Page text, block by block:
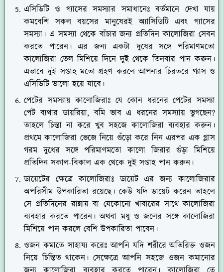
এসিডিটি ও গ্যাসের সমস্যার সমাধানেঃ বর্তমানে দেখা যায়
কমবেশি সকল বয়সের মানুষেরই অ্যাসিডিটি এবং গ্যাসের
সমস্যা। এ সমস্যা থেকে বাঁচার জন্য প্রতিদিন কালোজিরা সেবন
করতে পারেন। এর জন্য একটা দুধের সঙ্গে পরিমাণমতো
কালোজিরা তেল মিশিয়ে দিনে দুই থেকে তিনবার পান করুন।
এভাবে দুই সপ্তাহ মতো গ্রহণ করলে আপনার চিরতরে গ্যাস ও
এসিডিটি ভালো হয়ে যাবে।
পেটের সমস্যায় কালোজিরাঃ যে কোন ধরনের পেটের সমস্যা
পেট ব্যথার ডায়রিয়া, বমি ভাব এ ধরনের সমস্যায় ভুগছেন?
তাহলে চিন্তা না করে খুব সহজে কালোজিরা ব্যবহার করুন।
প্রথমে কালোজিরা ভেজে নিয়ে গুঁড়ো করে নিন এরপর এক গ্লাস
গরম দুধের সঙ্গে পরিমাণমতো কালো জিরার গুঁড়া মিশিয়ে
প্রতিদিন সকাল-বিকাল এক থেকে দুই সপ্তাহ পান করুন।
ডায়েটের ক্ষেত্রে কালোজিরাঃ ডায়েট এর জন্য কালোজিরার
অপরিসীম উপকারিতা রয়েছে। কেউ যদি ডায়েট করেন তাহলে
সে প্রতিদিনের রান্নায় বা যেকোনো খাবারের সাথে কালোজিরা
ব্যবহার করতে পারেন। অথবা মধু ও জলের সঙ্গে কালোজিরা
মিশিয়ে পান করলে বেশি উপকারিতা পাবেন।
ওজন কমাতে সাহায্য করেঃ আপনি যদি শরীরে অতিরিক্ত ওজন
নিয়ে চিন্তিত থাকেন। সেক্ষেত্রে আপনি সহজে ওজন কমানোর